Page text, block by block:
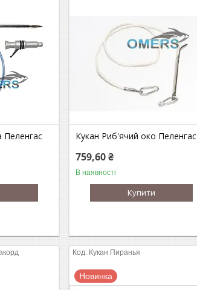
Пеленгас Кукан Риб'ячий око Пеленгас
759,60 ₴
В наявності
Купити
Кукан Пиранья
Новинка